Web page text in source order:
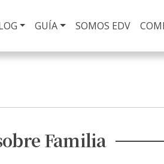
GUÍA SOMOS EDV
Familia